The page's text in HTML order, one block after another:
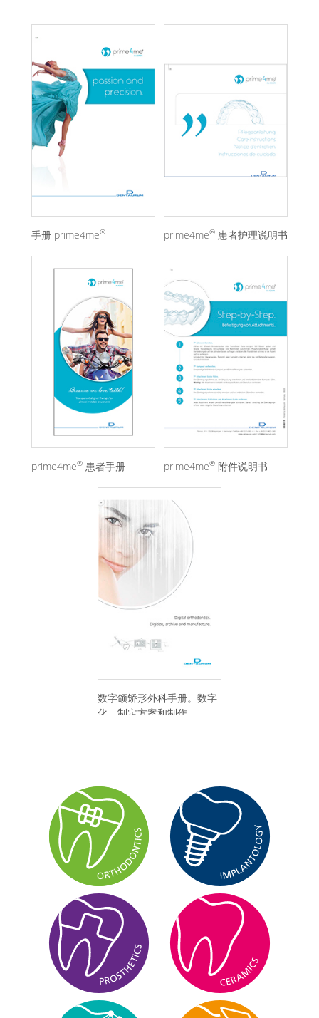
手册 prime4me® prime4me®患者护理说明书
prime4me®患者手册 prime4me®附件说明书
数字颌矫形外科手册。数字
化、制定方案和制作。